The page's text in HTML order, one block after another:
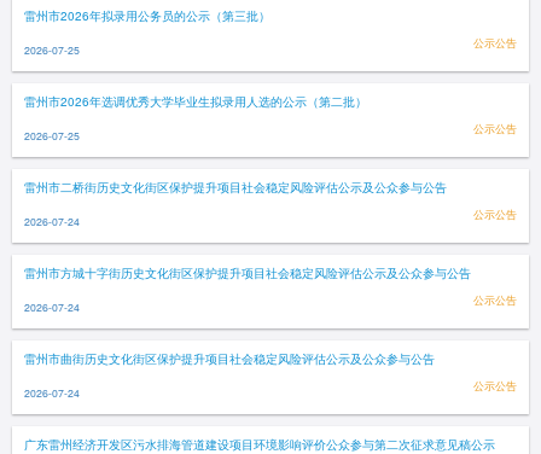
雷州市2026年拟录用公务员的公示（第三批）
2026-07-25 公示公告
雷州市2026年选调优秀大学毕业生拟录用人选的公示（第二批）
2026-07-25 公示公告
雷州市二桥街历史文化街区保护提升项目社会稳定风险评估公示及公众参与公告
2026-07-24 公示公告
雷州市方城十字街历史文化街区保护提升项目社会稳定风险评估公示及公众参与公告
2026-07-24 公示公告
雷州市曲街历史文化街区保护提升项目社会稳定风险评估公示及公众参与公告
2026-07-24 公示公告
广东雷州经济开发区污水排海管道建设项目环境影响评价公众参与第二次征求意见稿公示